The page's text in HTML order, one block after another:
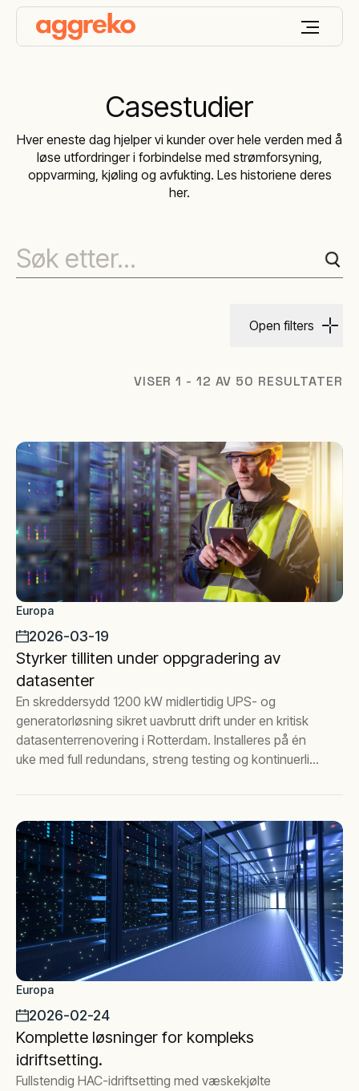
Casestudier
Hver eneste dag hjelper vi kunder over hele verden med å
løse utfordringer i forbindelse med strømforsyning,
oppvarming, kjøling og avfukting. Les historiene deres
her.
Open filters
VISER 1 - 12 AV 50 RESULTATER
Europa
2026-03-19
Styrker tilliten under oppgradering av
datasenter
En skreddersydd 1200 kW midlertidig UPS- og
generatorløsning sikret uavbrutt drift under en kritisk
datasenterrenovering i Rotterdam. Installeres på én
uke med full redundans, streng testing og kontinuerlig
Europa
2026-02-24
Komplette løsninger for kompleks
idriftsetting.
Fullstendig HAC-idriftsetting med væskekjølte